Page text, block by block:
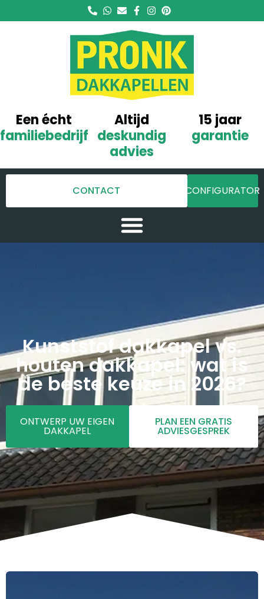
Een écht
familiebedrijf
Altijd
deskundig
advies
15 jaar
garantie
CONTACT CONFIGURATOR
Kunststof dakkapel vs.
houten dakkapel: wat is
de beste keuze in 2026?
ONTWERP UW EIGEN
DAKKAPEL
PLAN EEN GRATIS
ADVIESGESPREK